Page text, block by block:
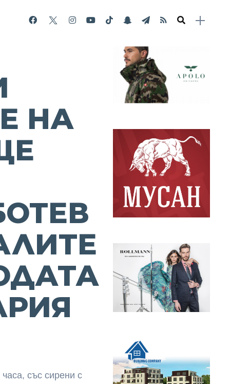
НА
със сирени с